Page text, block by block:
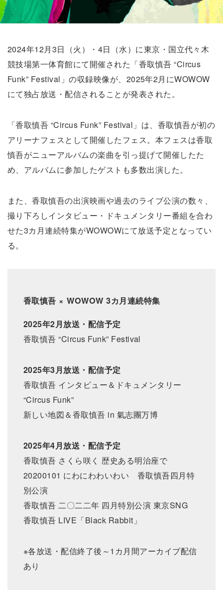
2024年12月3日（火）・4日（水）に東京・国立代々木
競技場第一体育館にて開催された「香取慎吾 “Circus
Funk” Festival」の収録映像が、2025年2月にWOWOW
にて独占放送・配信されることが発表された。
「香取慎吾 “Circus Funk” Festival」は、香取慎吾が初の
アリーナフェスとして開催したフェス。本フェスは香取
慎吾がニューアルバムの楽曲を引っ提げて開催したた
め、アルバムに参加したゲストも多数出演した。
また、香取慎吾の出演映画や過去のライブ公演の数々、
撮り下ろしインタビュー・ドキュメンタリー番組を合わ
せた3カ月連続特集がWOWOWにて放送予定となってい
る。
香取慎吾 × WOWOW 3カ月連続特集
2025年2月放送・配信予定
香取慎吾 “Circus Funk” Festival
2025年3月放送・配信予定
香取慎吾 インタビュー＆ドキュメンタリー
“Circus Funk”
新しい地図＆香取慎吾 in 氣志團万博
2025年4月放送・配信予定
香取慎吾 さくら咲く 歴史ある明治座で
20200101 にわにわわいわい 香取慎吾四月特
別公演
香取慎吾 二〇二二年 四月特別公演 東京SNG
香取慎吾 LIVE「Black Rabbit」
※各放送・配信終了後～1カ月間アーカイブ配信
あり